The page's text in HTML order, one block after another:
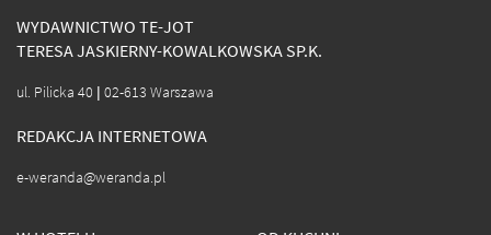
WYDAWNICTWO TE-JOT
TERESA JASKIERNY-KOWALKOWSKA SP.K.
ul. Pilicka 40 | 02-613 Warszawa
REDAKCJA INTERNETOWA
e-weranda@weranda.pl